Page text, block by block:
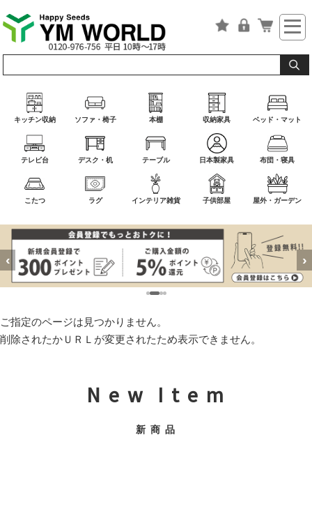
キッチン収納 ソファ・椅子 本棚 収納家具 ベッド・マット
テレビ台 デスク・机 テーブル 日本製家具 布団・寝具
こたつ ラグ インテリア雑貨 子供部屋 屋外・ガーデン
‹ ›
ご指定のページは見つかりません。
削除されたかＵＲＬが変更されたため表示できません。
N e w I t e m
新 商 品